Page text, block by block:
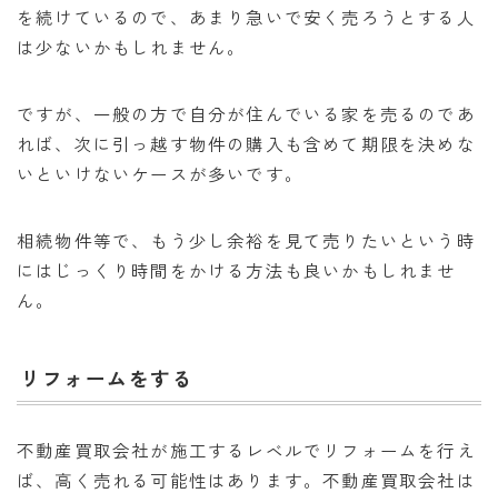
を続けているので、あまり急いで安く売ろうとする人
は少ないかもしれません。
ですが、一般の方で自分が住んでいる家を売るのであ
れば、次に引っ越す物件の購入も含めて期限を決めな
いといけないケースが多いです。
相続物件等で、もう少し余裕を見て売りたいという時
にはじっくり時間をかける方法も良いかもしれませ
ん。
リフォームをする
不動産買取会社が施工するレベルでリフォームを行え
ば、高く売れる可能性はあります。不動産買取会社は